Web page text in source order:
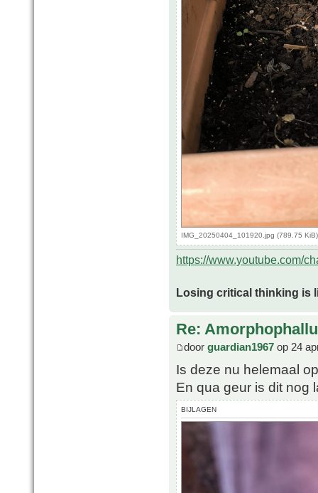
IMG_20250404_101920.jpg (789.75
https://www.youtube.com/
Losing critical thinking is
Re:
door guardian1967 op 24
Is deze nu helemaal
En qua geur is dit nog
BIJLAGEN